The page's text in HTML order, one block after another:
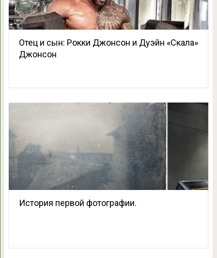
Отец и сын: Рокки Джонсон и Дуэйн «Скала»
Джонсон
История первой фотографии.